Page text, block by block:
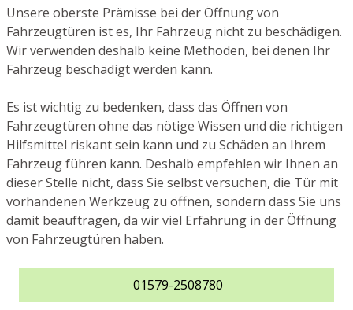
Unsere oberste Prämisse bei der Öffnung von
Fahrzeugtüren ist es, Ihr Fahrzeug nicht zu beschädigen.
Wir verwenden deshalb keine Methoden, bei denen Ihr
Fahrzeug beschädigt werden kann.
Es ist wichtig zu bedenken, dass das Öffnen von
Fahrzeugtüren ohne das nötige Wissen und die richtigen
Hilfsmittel riskant sein kann und zu Schäden an Ihrem
Fahrzeug führen kann. Deshalb empfehlen wir Ihnen an
dieser Stelle nicht, dass Sie selbst versuchen, die Tür mit
vorhandenen Werkzeug zu öffnen, sondern dass Sie uns
damit beauftragen, da wir viel Erfahrung in der Öffnung
von Fahrzeugtüren haben.
01579-2508780